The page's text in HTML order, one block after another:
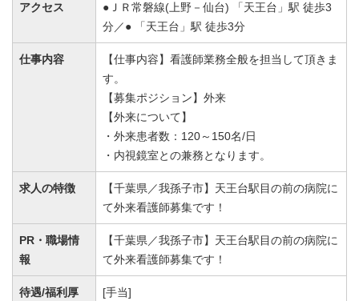
アクセス
●ＪＲ常磐線(上野－仙台) 「天王台」駅 徒歩3
分／● 「天王台」駅 徒歩3分
仕事内容
【仕事内容】看護師業務全般を担当して頂きま
す。
【募集ポジション】外来
【外来について】
・外来患者数：120～150名/日
・内視鏡室との兼務となります。
求人の特徴
【千葉県／我孫子市】天王台駅目の前の病院に
て外来看護師募集です！
PR・職場情
報
【千葉県／我孫子市】天王台駅目の前の病院に
て外来看護師募集です！
待遇/福利厚
[手当]